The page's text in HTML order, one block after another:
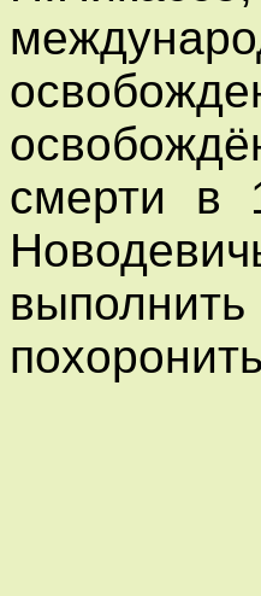
смерти в